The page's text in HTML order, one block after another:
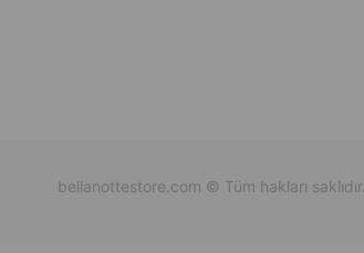
bellanottestore.com © Tüm hakları saklıdır.